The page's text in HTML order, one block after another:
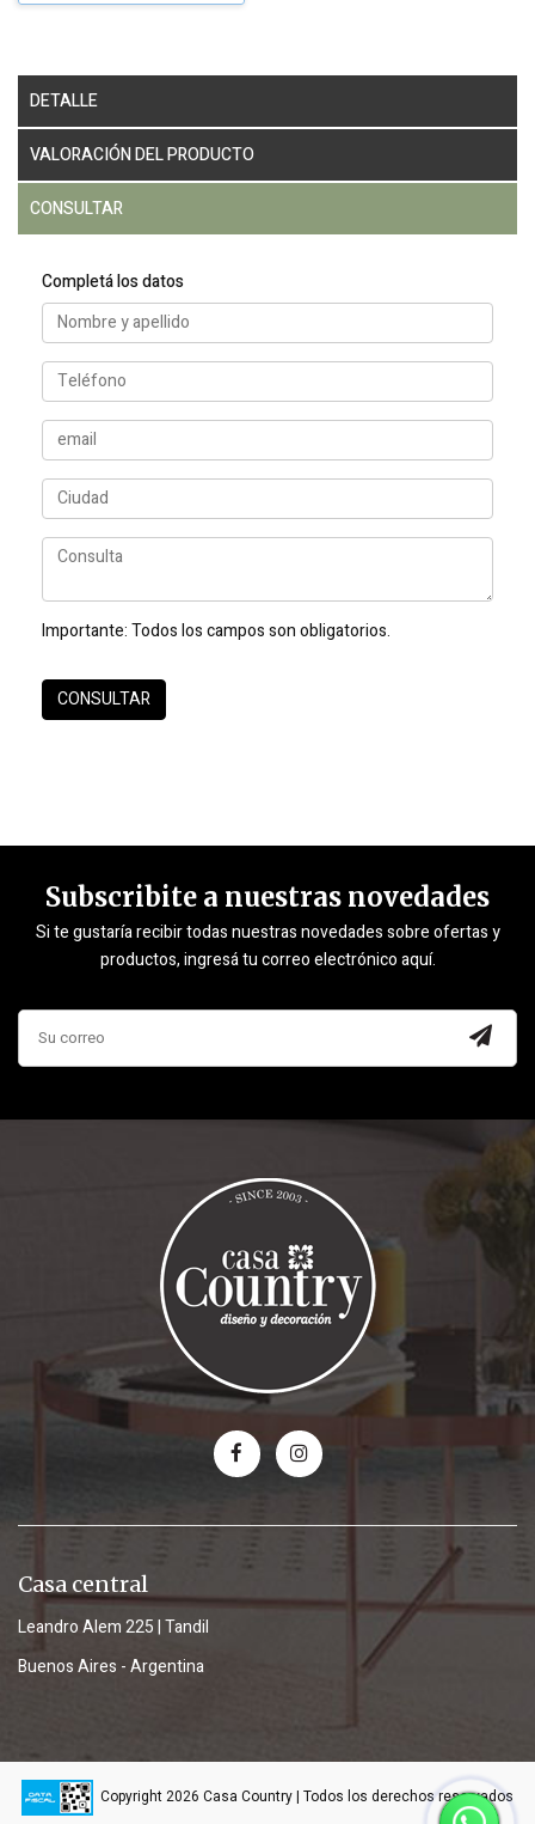
DETALLE
VALORACIÓN DEL PRODUCTO
CONSULTAR
Completá los datos
Importante:Todos los campos son obligatorios.
Subscribite a nuestras novedades
Si te gustaría recibir todas nuestras novedades sobre ofertas y
productos, ingresá tu correo electrónico aquí.
Casa central
Leandro Alem 225 | Tandil
Buenos Aires - Argentina
Copyright 2026 Casa Country | Todos los derechos reservados